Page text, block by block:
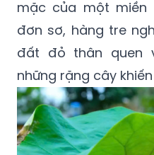
mặc của một miền
đơn sơ, hàng tre
đất đỏ thân quen
những rặng cây